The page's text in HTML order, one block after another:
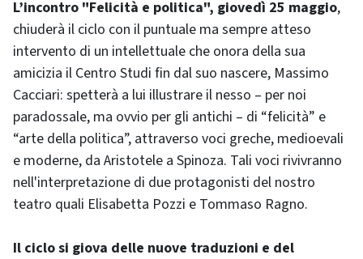
L’incontro "Felicità e politica", giovedì 25 maggio,
chiuderà il ciclo con il puntuale ma sempre atteso
intervento di un intellettuale che onora della sua
amicizia il Centro Studi fin dal suo nascere, Massimo
Cacciari: spetterà a lui illustrare il nesso – per noi
paradossale, ma ovvio per gli antichi – di “felicità” e
“arte della politica”, attraverso voci greche, medioevali
e moderne, da Aristotele a Spinoza. Tali voci rivivranno
nell'interpretazione di due protagonisti del nostro
teatro quali Elisabetta Pozzi e Tommaso Ragno.
Il ciclo si giova delle nuove traduzioni e del